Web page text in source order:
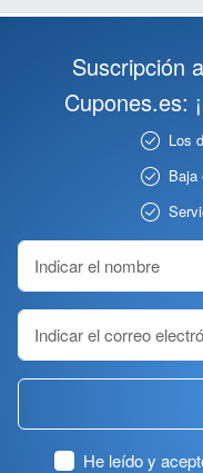
Suscripción
Cupones.es:
Los
Baja
He leído y